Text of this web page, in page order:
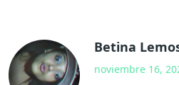
Betina
noviembre 16,